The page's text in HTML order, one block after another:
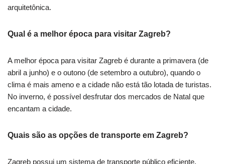
arquitetônica.
Qual é a melhor época para visitar Zagreb?
A melhor época para visitar Zagreb é durante a primavera (de
abril a junho) e o outono (de setembro a outubro), quando o
clima é mais ameno e a cidade não está tão lotada de turistas.
No inverno, é possível desfrutar dos mercados de Natal que
encantam a cidade.
Quais são as opções de transporte em Zagreb?
Zagreb possui um sistema de transporte público eficiente,